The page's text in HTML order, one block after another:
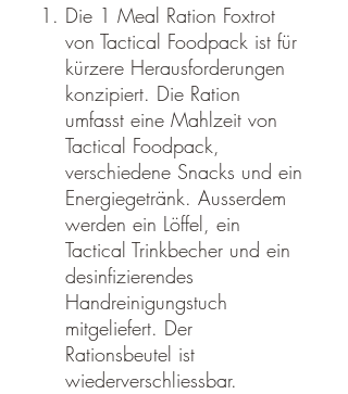
Die 1 Meal Ration Foxtrot
von Tactical Foodpack ist für
kürzere Herausforderungen
konzipiert. Die Ration
umfasst eine Mahlzeit von
Tactical Foodpack,
verschiedene Snacks und ein
Energiegetränk. Ausserdem
werden ein Löffel, ein
Tactical Trinkbecher und ein
desinfizierendes
Handreinigungstuch
mitgeliefert. Der
Rationsbeutel ist
wiederverschliessbar.